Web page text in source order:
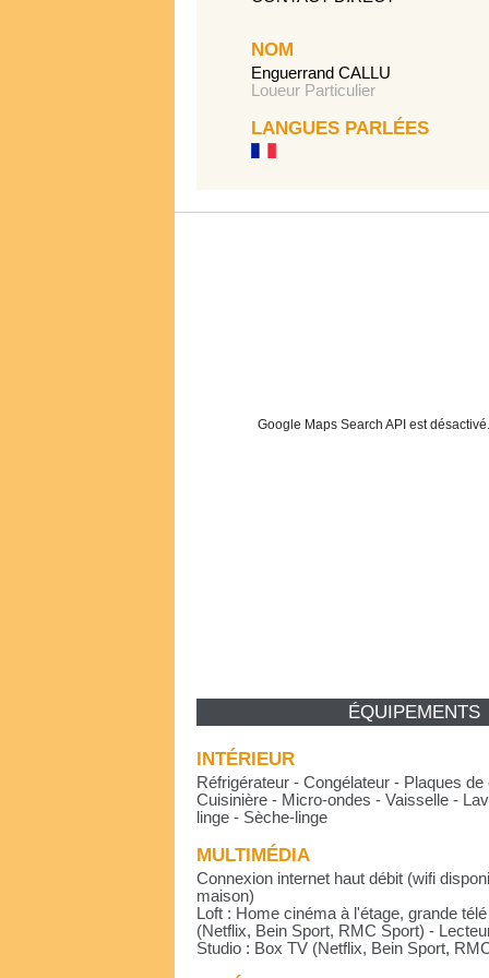
NOM
Enguerrand CALLU
Loueur Particulier
LANGUES PARLÉES
Google Maps Search API est désactivé.
ÉQUIPEMENTS
INTÉRIEUR
Réfrigérateur - Congélateur - Plaques
Cuisinière - Micro-ondes - Vaisselle -
linge - Sèche-linge
MULTIMÉDIA
Connexion internet haut débit (wifi
maison)
Loft : Home cinéma à l'étage, grande
(Netflix, Bein Sport, RMC Sport) -
Studio : Box TV (Netflix, Bein Sport,